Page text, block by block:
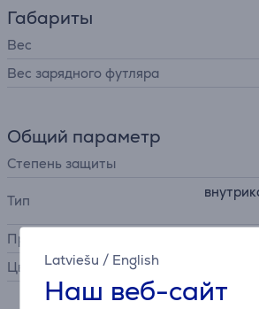
Latviešu / English
Наш веб-сайт
Габариты
Вес
Вес зарядного футляра
Общий параметр
Степень защиты
Тип
Производитель
Цвет